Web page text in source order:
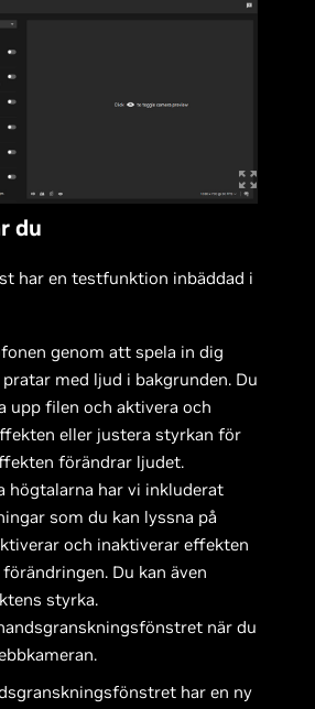
du
har en testfunktion inbäddad i
genom att spela in dig
med ljud i bakgrunden. Du
upp filen och aktivera och
eller justera styrkan för
förändrar ljudet.
högtalarna har vi inkluderat
som du kan lyssna på
och inaktiverar effekten
Du kan även
styrka.
när du
har en ny